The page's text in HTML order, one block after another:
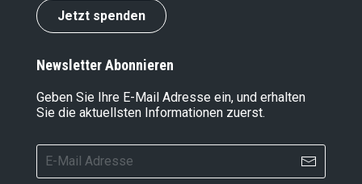
Jetzt spenden
Newsletter Abonnieren
Geben Sie Ihre E-Mail Adresse ein, und erhalten
Sie die aktuellsten Informationen zuerst.